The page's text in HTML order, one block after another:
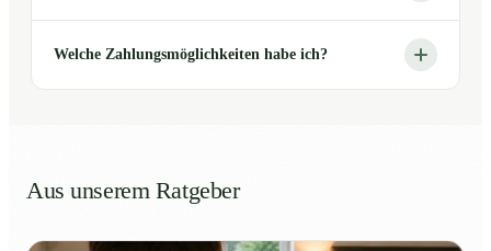
Welche Zahlungsmöglichkeiten habe ich?
Aus unserem Ratgeber